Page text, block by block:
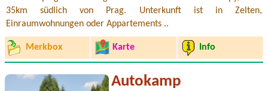
35km südlich von Prag. Unterkunft ist in Zelten,
Einraumwohnungen oder Appartements ..
Merkbox Karte Info
Autokamp